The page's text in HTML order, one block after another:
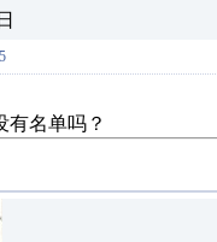
有名单吗？